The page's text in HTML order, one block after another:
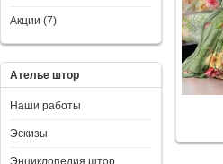
Акции (7)
Ателье штор
Наши работы
Эскизы
Энциклопедия штор